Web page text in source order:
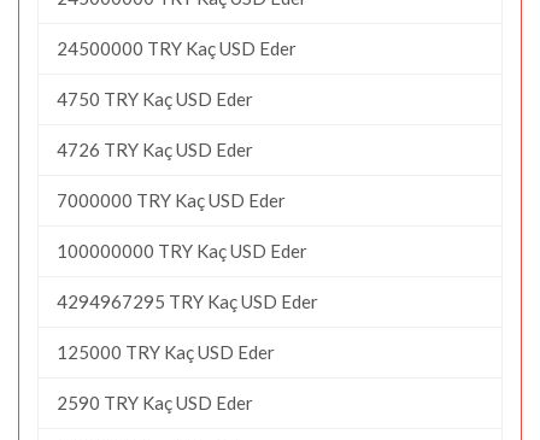
24500000 TRY Kaç USD Eder
4750 TRY Kaç USD Eder
4726 TRY Kaç USD Eder
7000000 TRY Kaç USD Eder
100000000 TRY Kaç USD Eder
4294967295 TRY Kaç USD Eder
125000 TRY Kaç USD Eder
2590 TRY Kaç USD Eder